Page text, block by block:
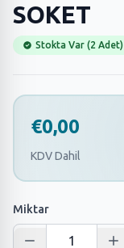
SOKET
Stokta Var (2 Adet)
€0,00
KDV Dahil
Miktar